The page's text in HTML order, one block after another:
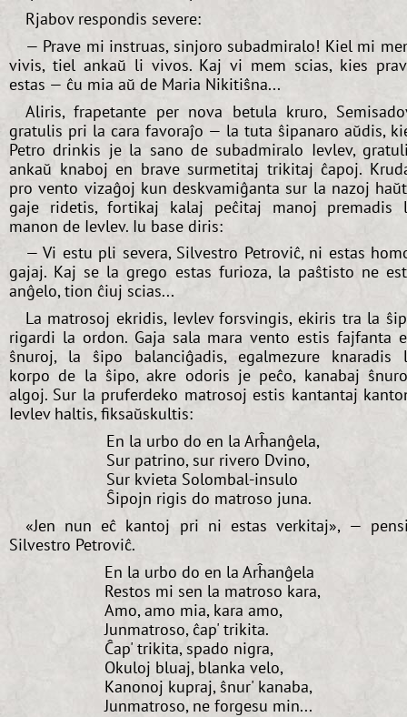
Rjabov respondis severe:
— Prave mi instruas, sinjoro subadmiralo! Kiel mi
vivis, tiel ankaŭ li vivos. Kaj vi mem scias, kies
estas — ĉu mia aŭ de Maria Nikitiŝna...
Aliris, frapetante per nova betula kruro,
gratulis pri la cara favoraĵo — la tuta ŝipanaro aŭdis,
Petro drinkis je la sano de subadmiralo Ievlev,
ankaŭ knaboj en brave surmetitaj trikitaj ĉapoj.
pro vento vizaĝoj kun deskvamiĝanta sur la nazoj
gaje ridetis, fortikaj kalaj peĉitaj manoj premadis
manon de Ievlev. Iu base diris:
— Vi estu pli severa, Silvestro Petroviĉ, ni estas
gajaj. Kaj se la grego estas furioza, la paŝtisto ne
anĝelo, tion ĉiuj scias...
La matrosoj ekridis, Ievlev forsvingis, ekiris tra la
rigardi la ordon. Gaja sala mara vento estis fajfanta
ŝnuroj, la ŝipo balanciĝadis, egalmezure knaradis
korpo de la ŝipo, akre odoris je peĉo, kanabaj
algoj. Sur la pruferdeko matrosoj estis kantantaj
Ievlev haltis, fiksaŭskultis:
En la urbo do en la Arĥanĝela,
Sur patrino, sur rivero Dvino,
Sur kvieta Solombal-insulo
Ŝipojn rigis do matroso juna.
«Jen nun eĉ kantoj pri ni estas verkitaj», —
Silvestro Petroviĉ.
En la urbo do en la Arĥanĝela
Restos mi sen la matroso kara,
Amo, amo mia, kara amo,
Junmatroso, ĉap' trikita.
Ĉap' trikita, spado nigra,
Okuloj bluaj, blanka velo,
Kanonoj kupraj, ŝnur' kanaba,
Junmatroso, ne forgesu min...